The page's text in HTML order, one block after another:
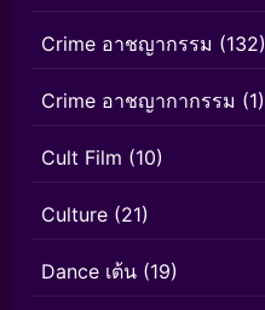
Crime อาชญากรรม (132)
Crime อาชญากากรรม (1)
Cult Film (10)
Culture (21)
Dance เต้น (19)